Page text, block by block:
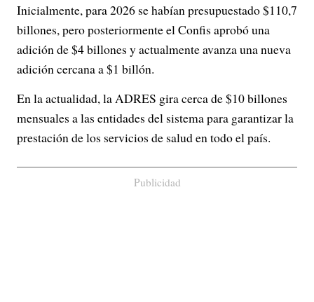
Inicialmente, para 2026 se habían presupuestado $110,7
billones, pero posteriormente el Confis aprobó una
adición de $4 billones y actualmente avanza una nueva
adición cercana a $1 billón.
En la actualidad, la ADRES gira cerca de $10 billones
mensuales a las entidades del sistema para garantizar la
prestación de los servicios de salud en todo el país.
Publicidad